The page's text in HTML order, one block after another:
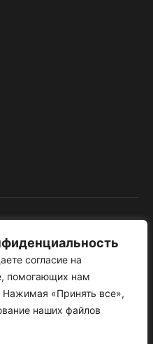
согласие на
помогающих нам
Нажимая «Принять все»,
наших файлов
и фотографий ссылка на